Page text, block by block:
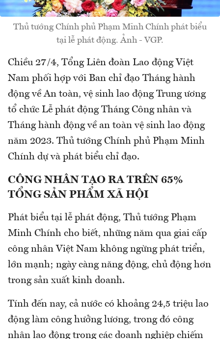
Thủ tướng Chính phủ Phạm Minh Chính phát biểu
tại lễ phát động. Ảnh - VGP.
Chiều 27/4, Tổng Liên đoàn Lao động Việt
Nam phối hợp với Ban chỉ đạo Tháng hành
động về An toàn, vệ sinh lao động Trung ương
tổ chức Lễ phát động Tháng Công nhân và
Tháng hành động về an toàn vệ sinh lao động
năm 2023. Thủ tướng Chính phủ Phạm Minh
Chính dự và phát biểu chỉ đạo.
CÔNG NHÂN TẠO RA TRÊN 65%
TỔNG SẢN PHẨM XÃ HỘI
Phát biểu tại lễ phát động, Thủ tướng Phạm
Minh Chính cho biết, những năm qua giai cấp
công nhân Việt Nam không ngừng phát triển,
lớn mạnh; ngày càng năng động, chủ động hơn
trong sản xuất kinh doanh.
Tính đến nay, cả nước có khoảng 24,5 triệu lao
động làm công hưởng lương, trong đó công
nhân lao động trong các doanh nghiệp chiếm